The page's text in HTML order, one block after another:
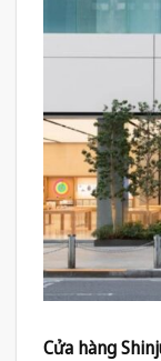
Cửa hàng